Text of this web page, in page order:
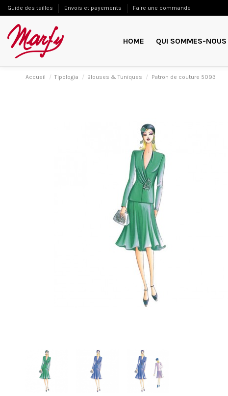
Guide des tailles Envois et payements Faire une commande
HOME QUI SOMMES-NOUS
Accueil Tipologia Blouses & Tuniques Patron de couture 5093